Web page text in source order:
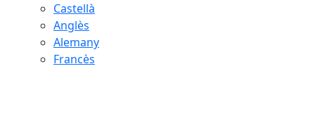
Castellà
Anglès
Alemany
Francès